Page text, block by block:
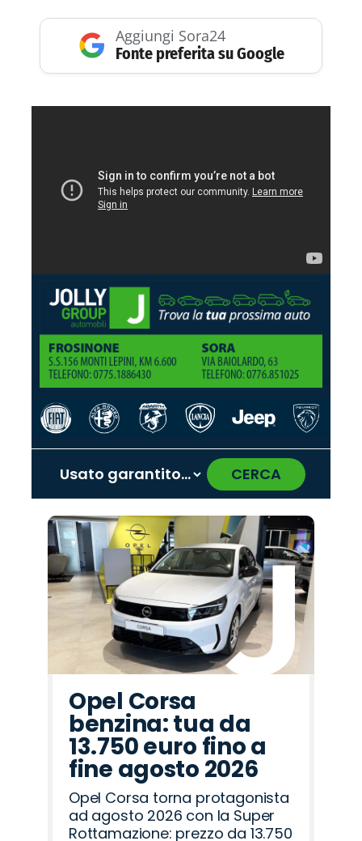
Aggiungi Sora24
Fonte preferita su Google
CERCA
Promo
Abarth
Promo
Citroën
Promo
Peugeot
Promo
Hyundai
Promo
Omoda
Promo
Jeep
Promo
Land
Rover
Promo
Alfa
Romeo
Promo
Lancia
Promo
Fiat
Promo
Cupra
Promo
Opel
Promo
Mazda
Promo
Seat
Promo
Jaecoo
‹ ›
Opel Corsa
benzina: tua da
13.750 euro fino a
fine agosto 2026
Opel Corsa torna protagonista
ad agosto 2026 con la Super
Rottamazione: prezzo da 13.750